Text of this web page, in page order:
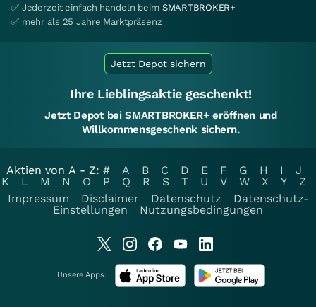
✅ Jederzeit einfach handeln beim SMARTBROKER+
✅ mehr als 25 Jahre Marktpräsenz
Jetzt Depot sichern
Ihre Lieblingsaktie geschenkt!
Jetzt Depot bei SMARTBROKER+ eröffnen und
Willkommensgeschenk sichern.
Aktien von A - Z: # A B C D E F G H I
J
K
L M N O P Q R S T U V W X Y
Z
Impressum
Disclaimer Datenschutz
Datenschutz-
Einstellungen
Nutzungsbedingungen
Unsere Apps: